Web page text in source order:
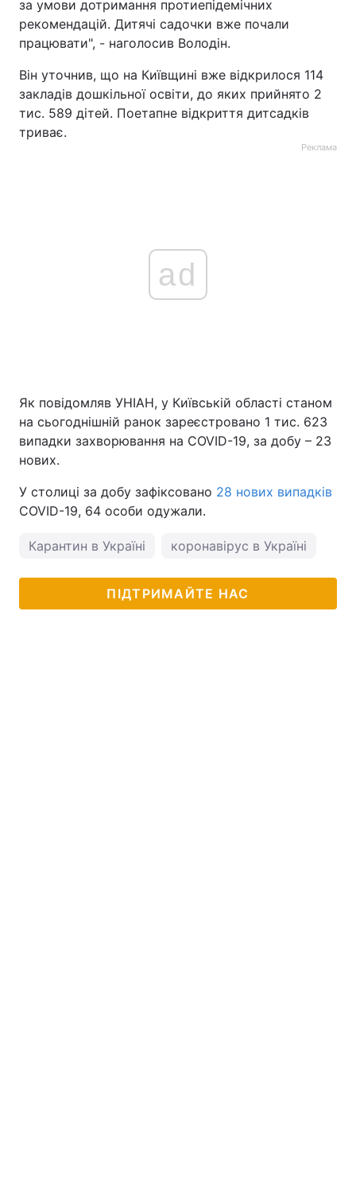
за умови дотримання протиепідемічних
рекомендацій. Дитячі садочки вже почали
працювати", - наголосив Володін.
Він уточнив, що на Київщині вже відкрилося 114
закладів дошкільної освіти, до яких прийнято 2
тис. 589 дітей. Поетапне відкриття дитсадків
триває.
Реклама
ad
Як повідомляв УНІАН, у Київській області станом
на сьогоднішній ранок зареєстровано 1 тис. 623
випадки захворювання на COVID-19, за добу – 23
нових.
У столиці за добу зафіксовано 28 нових випадків
COVID-19, 64 особи одужали.
Карантин в Україні коронавірус в Україні
ПІДТРИМАЙТЕ НАС